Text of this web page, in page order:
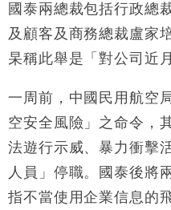
15:47
財經｜恒隆10月換
粦接任
15:11
財經｜韓股反覆波
13:44
財經｜內地7月美
差達1125億美元
12:44
財經｜日本春季三
日圓干預創新高
11:12
國際｜特朗普料美
張
國泰兩總裁包括行政總
及顧客及商務總裁盧家
杲稱此舉是「對公司近
一周前，中國民用航空
空安全風險」之命令，
法遊行示威、暴力衝擊
人員」停職。國泰後將
指不當使用企業信息的